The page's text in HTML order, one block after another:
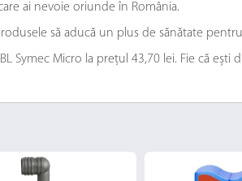
ai nevoie oriunde în România.
să aducă un plus de sănătate
Symec Micro la prețul 43,70 lei. Fie că ești